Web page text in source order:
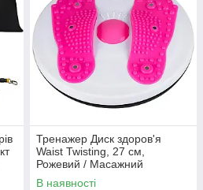
Тренажер Диск здоров'я
Waist Twisting, 27 см,
Рожевий / Масажний
обертовий диск для стоп
В наявності